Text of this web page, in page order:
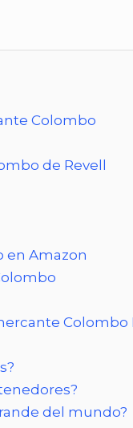
Colombo
de Revell
en Amazon
Colombo
del mundo?